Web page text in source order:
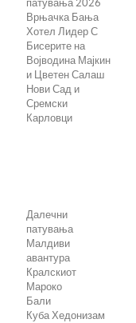
патувања 2026
Врњачка Бања
Хотел Лидер С
Бисерите на
Војводина Мајкин
и Цветен Салаш
Нови Сад и
Сремски
Карловци
Далечни
патувања
Малдиви
авантура
Кралскиот
Мароко
Бали
Куба Хедонизам